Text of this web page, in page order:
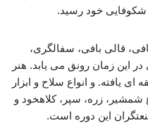
خود رسید.
قالی بافی، سفالگری،
این زمان رونق می یابد. هنر
یافته. و انواع سلاح و ابزار
شمشیر، زره، سپر، کلاهخود و
این دوره است.